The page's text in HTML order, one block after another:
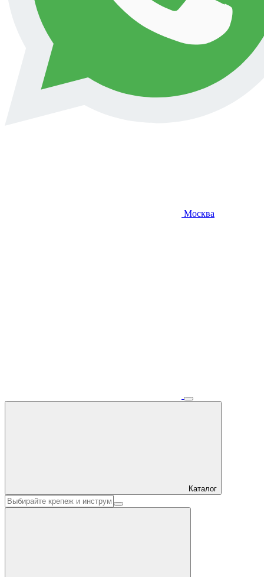
Москва
Каталог